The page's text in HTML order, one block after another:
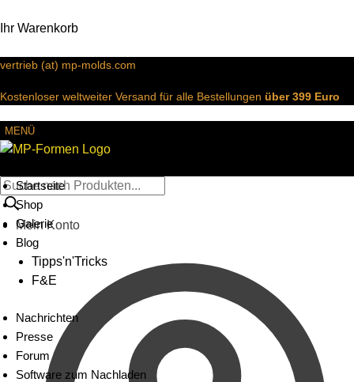
Ihr Warenkorb
vertrieb (at) mp-molds.com
Kostenloser weltweiter Versand für alle Bestellungen über 399 Euro
MENÜ
Mein Konto
Startseite
Shop
Galerie
Blog
Tipps'n'Tricks
F&E
Nachrichten
Presse
Forum
Software zum Nachladen